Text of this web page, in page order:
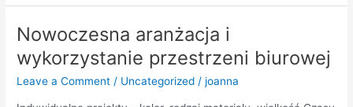
Nowoczesna aranżacja i
wykorzystanie przestrzeni biurowej
Leave a Comment / Uncategorized /joanna
Nowoczesna
aranżacja
wykorzystanie